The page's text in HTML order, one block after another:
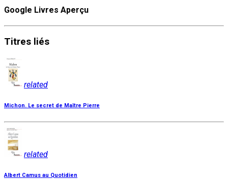
Google Livres Aperçu
Titres liés
related
Michon. Le secret de Maître Pierre
related
Albert Camus au Quotidien